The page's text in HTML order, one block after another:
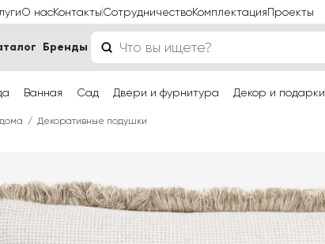
О насКонтактыСотрудничествоКомплектацияПроекты
Бренды
Ванная Сад Двери и фурнитура Декор и подарки
Декоративные подушки